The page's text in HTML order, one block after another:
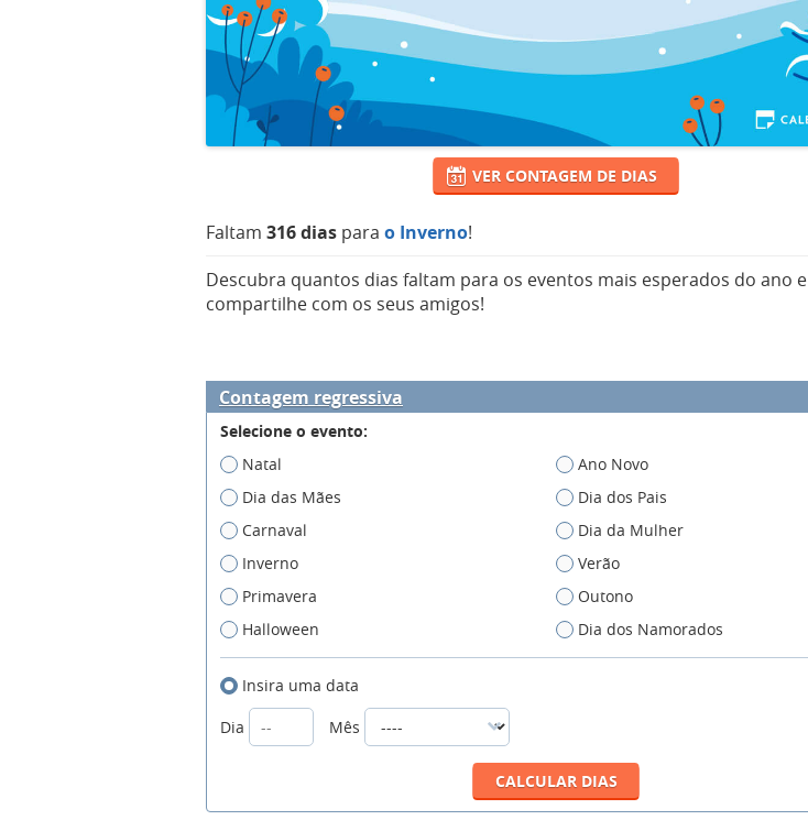
VER CONTAGEM DE DIAS
Faltam 316 dias para o Inverno!
Descubra quantos dias faltam para os eventos mais esperados do ano e
compartilhe com os seus amigos!
Contagem regressiva
Selecione o evento:
Natal
Ano Novo
Dia das Mães
Dia dos Pais
Carnaval
Dia da Mulher
Inverno
Verão
Primavera
Outono
Halloween
Dia dos Namorados
Insira uma data
Dia
Mês